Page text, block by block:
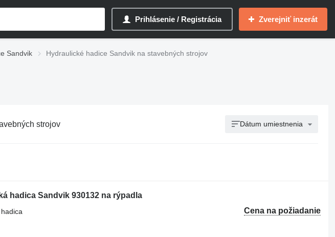
Prihlásenie / Registrácia Zverejniť inzerát
Sandvik Hydraulické hadice Sandvik na stavebných strojov
strojov Dátum umiestnenia
hadica Sandvik 930132 na rýpadla
Cena na požiadanie